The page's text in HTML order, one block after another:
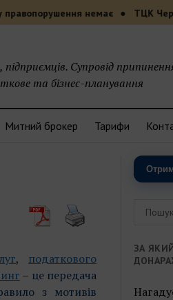
Супровід
та бізнес-планування
Митний брокер Тарифи
, податкового
– це передача
з мотивів
ЗА
немає ТЦК